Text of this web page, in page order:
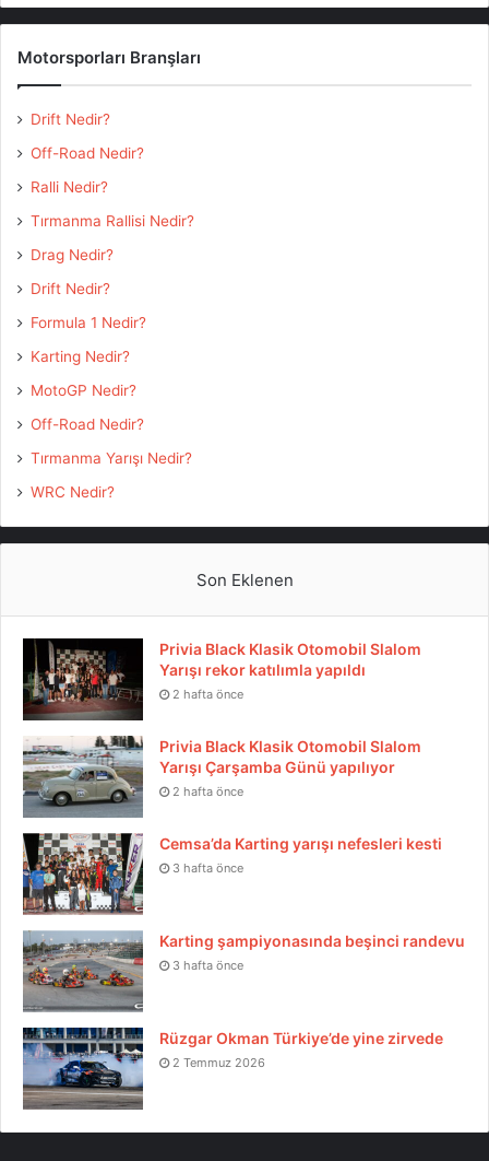
Motorsporları Branşları
Drift Nedir?
Off-Road Nedir?
Ralli Nedir?
Tırmanma Rallisi Nedir?
Drag Nedir?
Drift Nedir?
Formula 1 Nedir?
Karting Nedir?
MotoGP Nedir?
Off-Road Nedir?
Tırmanma Yarışı Nedir?
WRC Nedir?
Son Eklenen
Privia Black Klasik Otomobil Slalom
Yarışı rekor katılımla yapıldı
2 hafta önce
Privia Black Klasik Otomobil Slalom
Yarışı Çarşamba Günü yapılıyor
2 hafta önce
Cemsa’da Karting yarışı nefesleri kesti
3 hafta önce
Karting şampiyonasında beşinci randevu
3 hafta önce
Rüzgar Okman Türkiye’de yine zirvede
2 Temmuz 2026